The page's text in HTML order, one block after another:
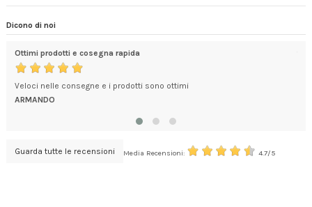
Dicono di noi
Ottimi prodotti e cosegna rapida
Veloci nelle consegne e i prodotti sono ottimi
ARMANDO
Guarda tutte le recensioni Media Recensioni: 4.7/5